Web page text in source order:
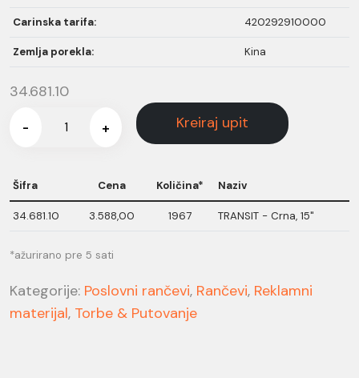
Carinska tarifa: 420292910000
Zemlja porekla: Kina
34.681.10
- + Kreiraj upit
Šifra Cena Količina* Naziv
34.681.10 3.588,00 1967 TRANSIT - Crna, 15"
*ažurirano pre 5 sati
Kategorije: Poslovni rančevi, Rančevi, Reklamni
materijal, Torbe & Putovanje